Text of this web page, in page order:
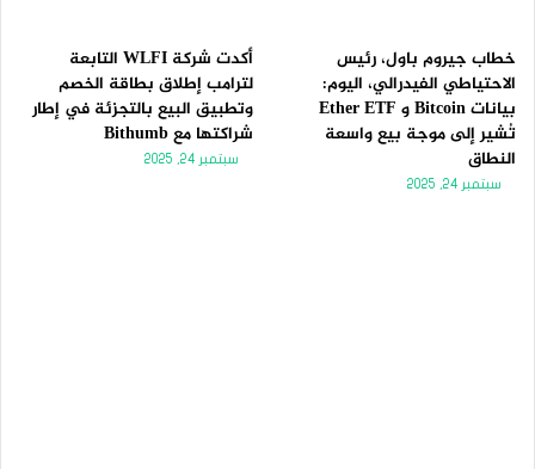
خطاب جيروم باول، رئيس
الاحتياطي الفيدرالي، اليوم:
بيانات Bitcoin و Ether ETF
تُشير إلى موجة بيع واسعة
النطاق
سبتمبر 24, 2025
أكدت شركة WLFI التابعة
لترامب إطلاق بطاقة الخصم
وتطبيق البيع بالتجزئة في إطار
شراكتها مع Bithumb
سبتمبر 24, 2025